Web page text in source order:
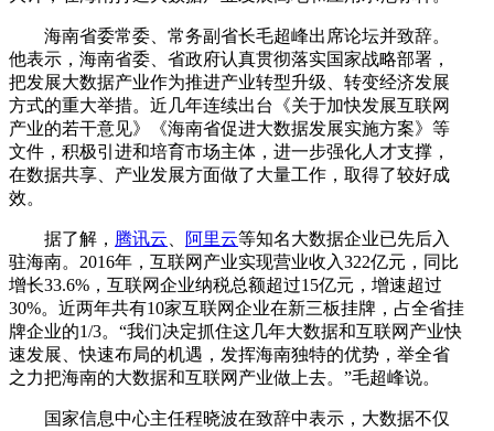
海南省委常委、常务副省长毛超峰出席论坛并致辞。
他表示，海南省委、省政府认真贯彻落实国家战略部署，
把发展大数据产业作为推进产业转型升级、转变经济发展
方式的重大举措。近几年连续出台《关于加快发展互联网
产业的若干意见》《海南省促进大数据发展实施方案》等
文件，积极引进和培育市场主体，进一步强化人才支撑，
在数据共享、产业发展方面做了大量工作，取得了较好成
效。
据了解， 腾讯云 阿里云等知名大数据企业已先后入
驻海南。2016年，互联网产业实现营业收入322亿元，同比
增长33.6%，互联网企业纳税总额超过15亿元，增速超过
30%。近两年共有10家互联网企业在新三板挂牌，占全省挂
牌企业的1/3。“我们决定抓住这几年大数据和互联网产业快
速发展、快速布局的机遇，发挥海南独特的优势，举全省
之力把海南的大数据和互联网产业做上去。”毛超峰说。
国家信息中心主任程晓波在致辞中表示，大数据不仅